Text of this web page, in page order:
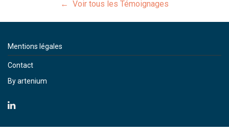
← Voir tous les Témoignages
Mentions légales
Contact
By artenium